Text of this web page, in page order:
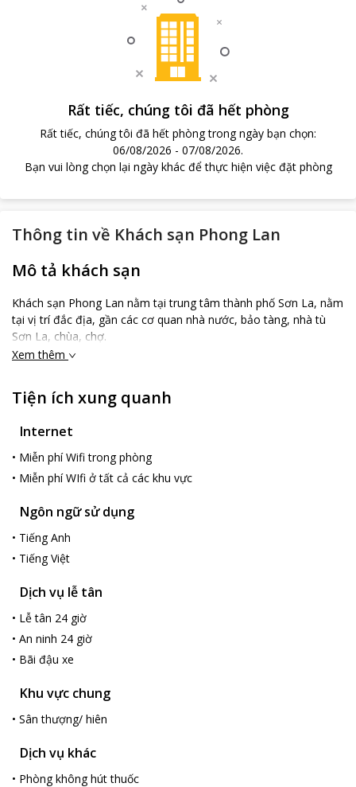
Rất tiếc, chúng tôi đã hết phòng
Rất tiếc, chúng tôi đã hết phòng trong ngày bạn chọn:
06/08/2026 - 07/08/2026.
Bạn vui lòng chọn lại ngày khác để thực hiện việc đặt phòng
Thông tin về Khách sạn Phong Lan
Mô tả khách sạn
Khách sạn Phong Lan nằm tại trung tâm thành phố Sơn La, nằm
tại vị trí đắc địa, gần các cơ quan nhà nước, bảo tàng, nhà tù
Sơn La, chùa, chợ.
Xem thêm
Tiện ích xung quanh
Internet
• Miễn phí Wifi trong phòng
• Miễn phí WIfi ở tất cả các khu vực
Ngôn ngữ sử dụng
• Tiếng Anh
• Tiếng Việt
Dịch vụ lễ tân
• Lễ tân 24 giờ
• An ninh 24 giờ
• Bãi đậu xe
Khu vực chung
• Sân thượng/ hiên
Dịch vụ khác
• Phòng không hút thuốc